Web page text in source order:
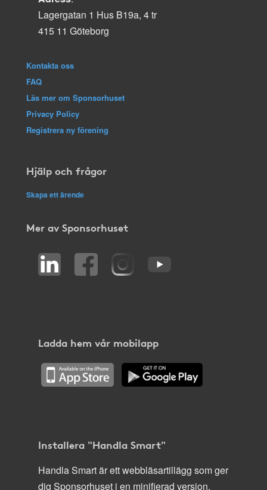
Lagergatan 1 Hus B19a, 4 tr
415 11 Göteborg
Kontakta oss
FAQ
Läs mer om Sponsorhuset
Privacy Policy
Registrera ny förening
Hjälp och frågor
Skapa ett ärende
Mer av Sponsorhuset
Ladda hem vår mobilapp
Installera "Handla Smart"
Handla Smart är ett webbläsartillägg som ger
dig Sponsorhuset i en minifierad version,